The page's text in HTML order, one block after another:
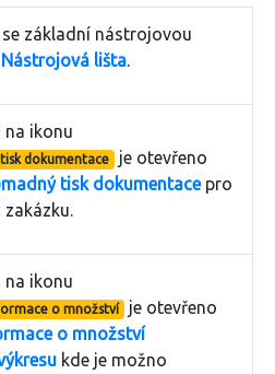
základní nástrojovou
Nástrojová lišta.
na ikonu
dokumentace je otevřeno
tisk dokumentacepro
na ikonu
o množství
je otevřeno
o množství
kde je možno